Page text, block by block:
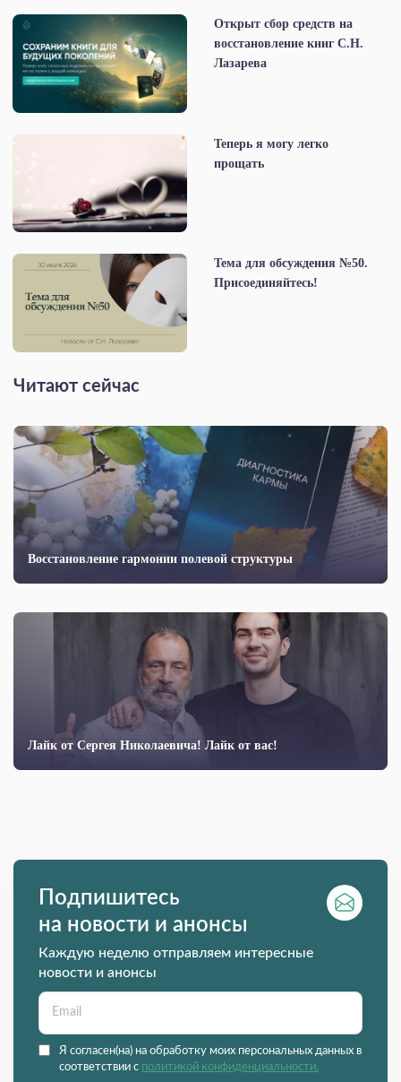
Открыт сбор средств на
восстановление книг С.Н.
Лазарева
Теперь я могу легко
прощать
Тема для обсуждения №50.
Присоединяйтесь!
Читают сейчас
Восстановление гармонии полевой структуры
Лайк от Сергея Николаевича! Лайк от вас!
Подпишитесь
на новости и анонсы
Каждую неделю отправляем интересные
новости и анонсы
Я согласен(на) на обработку моих персональных данных в
соответствии с политикой конфиденциальности.